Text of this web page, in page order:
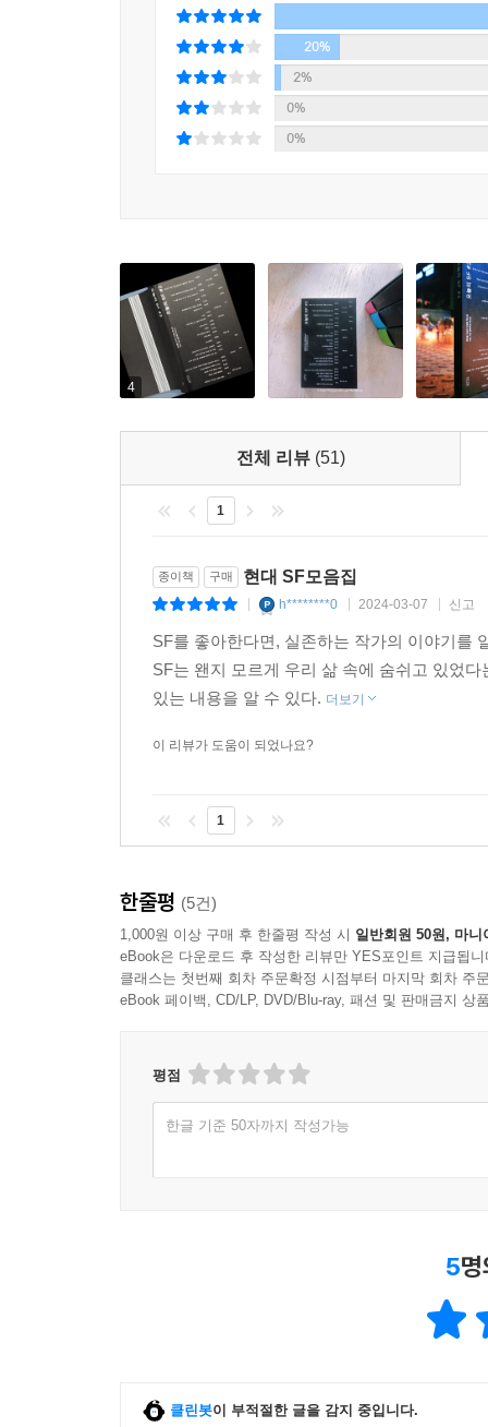
27년여 동안 120편 넘게 발표된 듀나의 작품들이
경이의 세계, 시대에 따라 변모한 인식을 작품
기자가 드라마와 영화, 방송 채널과 OTT 플랫폼
SF 소설 붐이 영화로도 이어질 수 있을지, 두려
매력과 주제의식을 품은 김창규 작가와 그의 작
여성일 수 있는 기반을 마련한 SF 순정만화에
머스크의 스페이스 X 설립에 바탕이 되었듯 항공
과학 커뮤니케이터 이은희는 SF에 재현된 여성
에세이에는 전혜진 작가의 「『위치스 딜리버리
우리 각자의 SF는 어떤 모습인지 되묻게 하는,
캐번디시부터 천선란까지 치열하게 균형을 맞추
20%
2%
0%
0%
4
전체 리뷰 (51)
1
종이책 구매 현대 SF모음집
h********0 2024-03-07 신고
SF를 좋아한다면, 실존하는 작가의 이야기를
SF는 왠지 모르게 우리 삶 속에 숨쉬고 있었
있는 내용을 알 수 있다. 더보기
이 리뷰가 도움이 되었나요?
1
한줄평 (5건)
1,000원 이상 구매 후 한줄평 작성 시 일반회원 50원, 마니
eBook은 다운로드 후 작성한 리뷰만 YES포인트 지급됩니
클래스는 첫번째 회차 주문확정 시점부터 마지막 회차 주
eBook 페이백, CD/LP, DVD/Blu-ray, 패션 및 판매금지 상
평점
한글 기준 50자까지 작성가능
5
클린봇이 부적절한 글을 감지 중입니다.